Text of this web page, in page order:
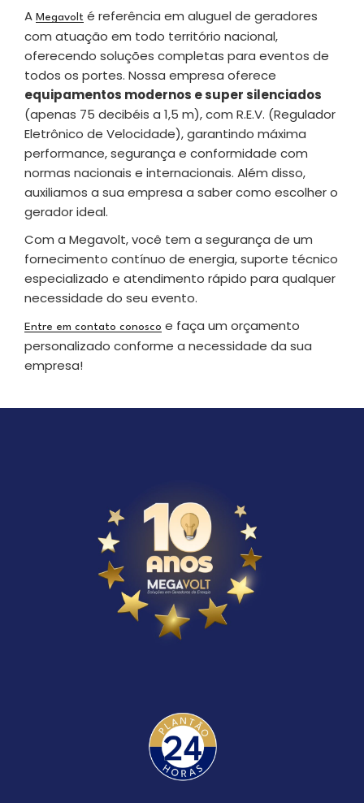
A Megavolt é referência em aluguel de geradores
com atuação em todo território nacional,
oferecendo soluções completas para eventos de
todos os portes. Nossa empresa oferece
equipamentos modernos e super silenciados
(apenas 75 decibéis a 1,5 m), com R.E.V. (Regulador
Eletrônico de Velocidade), garantindo máxima
performance, segurança e conformidade com
normas nacionais e internacionais. Além disso,
auxiliamos a sua empresa a saber como escolher o
gerador ideal.
Com a Megavolt, você tem a segurança de um
fornecimento contínuo de energia, suporte técnico
especializado e atendimento rápido para qualquer
necessidade do seu evento.
Entre em contato conosco e faça um orçamento
personalizado conforme a necessidade da sua
empresa!